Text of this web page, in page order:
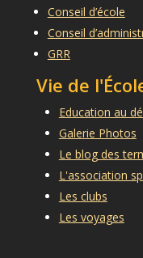
Conseil d’école
Conseil
GRR
Vie de
Education au
Galerie Photos
Le blog des
L'association
Les clubs
Les voyages